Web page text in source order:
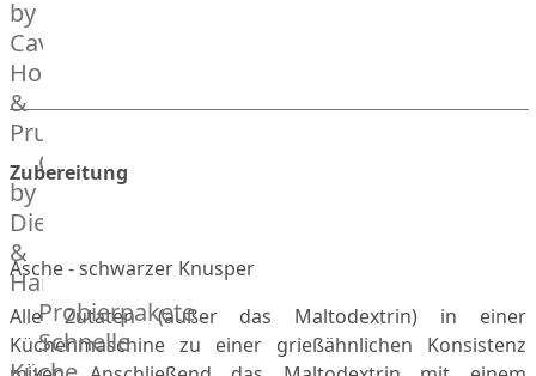
Hahn
Kapaun
Ente
Perlhuhn
Gans
Kalb
Lamm
Nordsee
Lamm
Französisches
Lamm
Donald
Russell
vom
Lamm
Teilstücke
vom
Geflügel
by
Caviar
House
&
Prunier
Caviar
by
Dieckmann
&
Hansen
Probierpakete
Schnelle
Zubereitung
Asche - schwarzer Knusper
Alle Zutaten (außer das Maltodextrin) in einer
Küchenmaschine zu einer grießähnlichen Konsistenz